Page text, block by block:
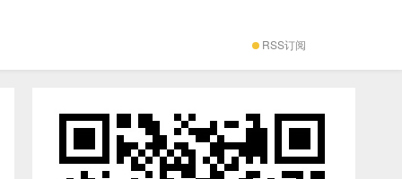
RSS订阅